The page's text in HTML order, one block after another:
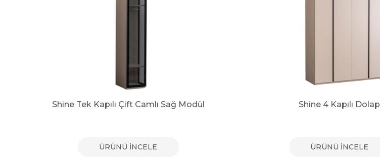
Shine Tek Kapılı Çift Camlı Sağ Modül
ÜRÜNÜ İNCELE
Shine 4 Kapılı Dolap
ÜRÜNÜ İNCELE